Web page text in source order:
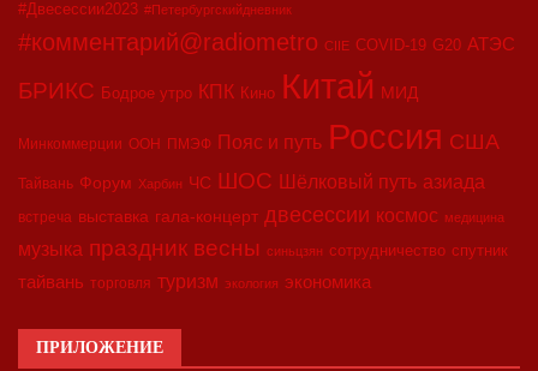
#Двесессии2023 #Петербургскийдневник
#комментарий@radiometro CIIE COVID-19 G20 АТЭС
БРИКС Бодрое утро КПК Кино Китай МИД
Минкоммерции ООН ПМЭФ Пояс и путь Россия США
Тайвань Форум Харбин ЧС ШОС Шёлковый путь азиада
встреча выставка гала-концерт двесессии космос медицина
музыка праздник весны синьцзян сотрудничество спутник
тайвань торговля туризм экология экономика
ПРИЛОЖЕНИЕ